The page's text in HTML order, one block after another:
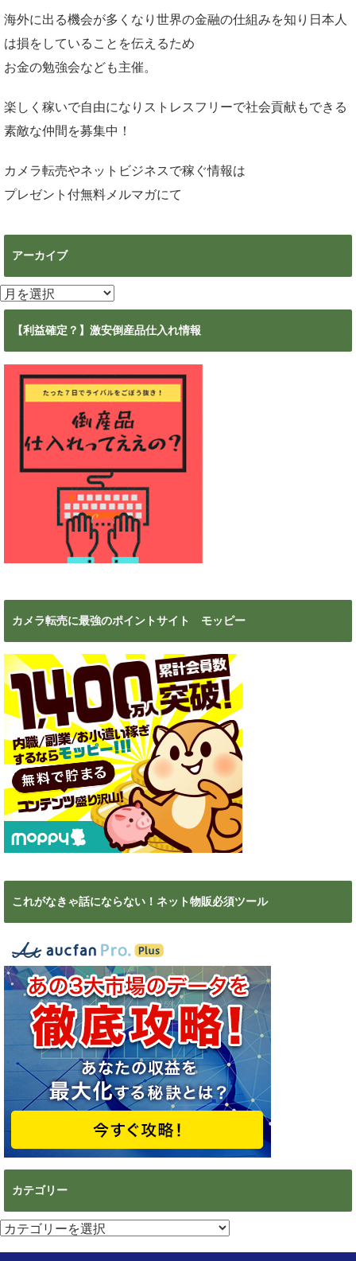
海外に出る機会が多くなり世界の金融の仕組みを知り日本人
は損をしていることを伝えるため
お金の勉強会なども主催。
楽しく稼いで自由になりストレスフリーで社会貢献もできる
素敵な仲間を募集中！
カメラ転売やネットビジネスで稼ぐ情報は
プレゼント付無料メルマガにて
アーカイブ
ア
ー
【利益確定？】激安倒産品仕入れ情報
カメラ転売に最強のポイントサイト モッピー
これがなきゃ話にならない！ネット物販必須ツール
カテゴリー
カ